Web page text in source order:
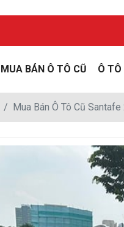
MUA BÁN Ô TÔ CŨ Ô TÔ
Mua Bán Ô Tô Cũ